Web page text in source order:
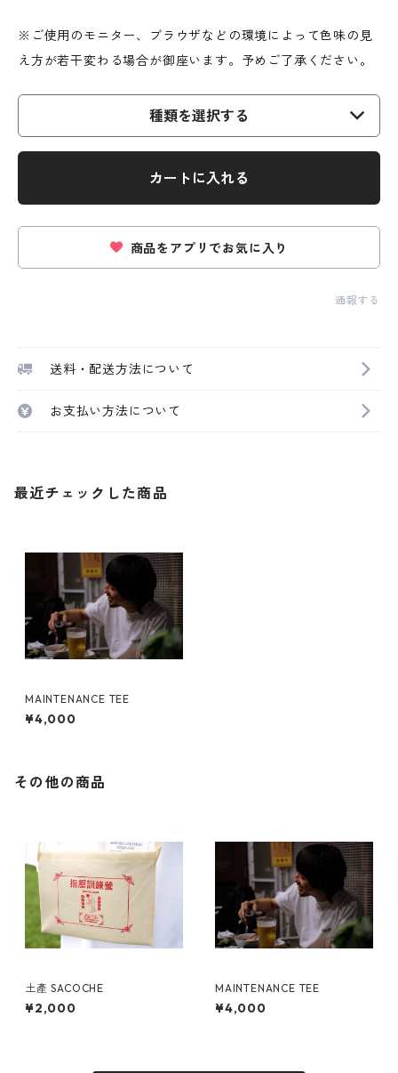
※ご使用のモニター、ブラウザなどの環境によって色味の見
え方が若干変わる場合が御座います。予めご了承ください。
種類を選択する
カートに入れる
商品をアプリでお気に入り
通報する
送料・配送方法について
お支払い方法について
最近チェックした商品
MAINTENANCE TEE
¥4,000
その他の商品
土產 SACOCHE
¥2,000
MAINTENANCE TEE
¥4,000